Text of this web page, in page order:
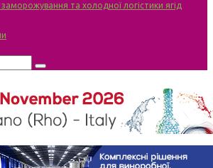
заморожування та холодної логістики ягід